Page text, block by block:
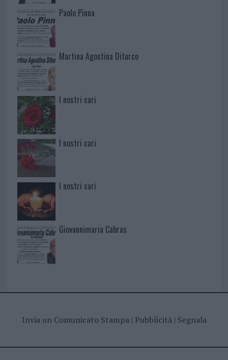
Paolo Pinna
Martina Agostina Diturco
I nostri cari
I nostri cari
I nostri cari
Giovannimaria Cabras
Invia un Comunicato Stampa| Pubblicità| Segnala